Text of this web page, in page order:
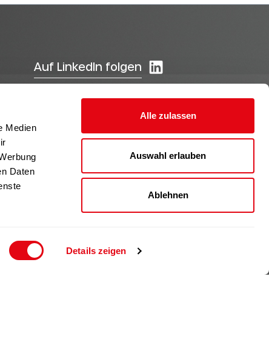
Medien
Daten
Details zeigen
Alle zulassen
Auswahl erlauben
Ablehnen
Auf LinkedIn folgen